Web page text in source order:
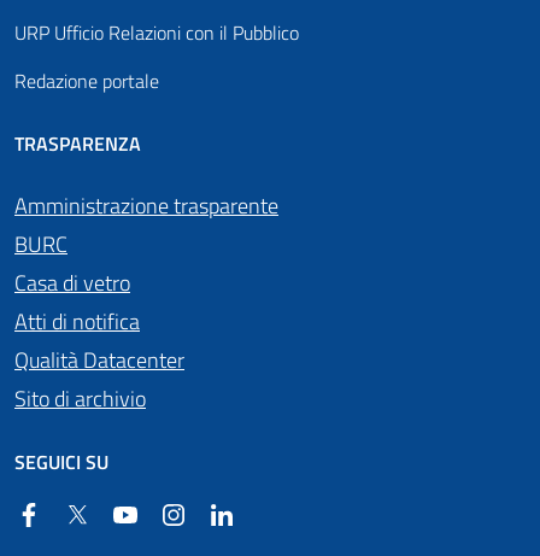
URP Ufficio Relazioni con il Pubblico
Redazione portale
TRASPARENZA
Amministrazione trasparente
BURC
Casa di vetro
Atti di notifica
Qualità Datacenter
Sito di archivio
SEGUICI SU
FacebookTwitter YouTube Instagram